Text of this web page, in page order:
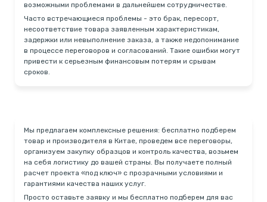
возможными проблемами в дальнейшем сотрудничестве.
Часто встречающиеся проблемы - это брак, пересорт,
несоответствие товара заявленным характеристикам,
задержки или невыполнение заказа, а также недопонимание
в процессе переговоров и согласований. Такие ошибки могут
привести к серьезным финансовым потерям и срывам
сроков.
Мы предлагаем комплексные решения: бесплатно подберем
товар и производителя в Китае, проведем все переговоры,
организуем закупку образцов и контроль качества, возьмем
на себя логистику до вашей страны. Вы получаете полный
расчет проекта «под ключ» с прозрачными условиями и
гарантиями качества наших услуг.
Просто оставьте заявку и мы бесплатно подберем для вас